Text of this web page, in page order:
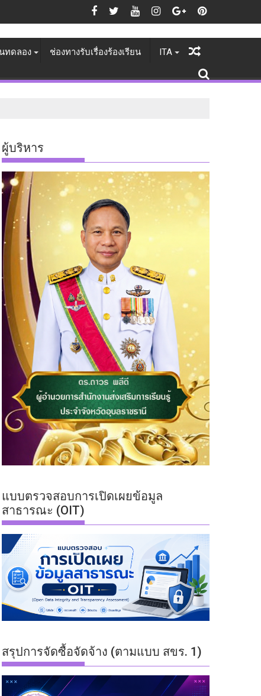
สิงหาคม 2569 🏛 หอประชุมประถม ศ.อ.ศ.อ. อนุสรณ์ 2563 ​มาร่วมส่งเ
แห่เทียนพรรษากลางคืน ชุด "อัศจรย์ แสงศรีอีสาน" ในงาน ประเพณีแ
าชธานี ขอความอนุเคราะห์สถานศึกษาอนุญาตให้ครูบุคลากรเข้าร่วม
สกร.ประจำจังหวัดอุบลราชธานี ขอ
ทดลอง ช่องทางรับเรื่องร้องเรียน ITA
ผู้บริหาร
แบบตรวจสอบการเปิดเผยข้อมูล
สาธารณะ (OIT)
สรุปการจัดซื้อจัดจ้าง (ตามแบบ สขร. 1)